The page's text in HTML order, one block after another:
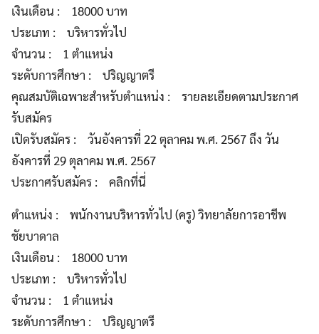
เงินเดือน : 18000 บาท
ประเภท : บริหารทั่วไป
จำนวน : 1 ตำแหน่ง
ระดับการศึกษา : ปริญญาตรี
คุณสมบัติเฉพาะสำหรับตำแหน่ง : รายละเอียดตามประกาศ
รับสมัคร
เปิดรับสมัคร : วันอังคารที่ 22 ตุลาคม พ.ศ. 2567 ถึง วัน
อังคารที่ 29 ตุลาคม พ.ศ. 2567
ประกาศรับสมัคร : คลิกที่นี่
ตำแหน่ง : พนักงานบริหารทั่วไป (ครู) วิทยาลัยการอาชีพ
ชัยบาดาล
เงินเดือน : 18000 บาท
ประเภท : บริหารทั่วไป
จำนวน : 1 ตำแหน่ง
ระดับการศึกษา : ปริญญาตรี